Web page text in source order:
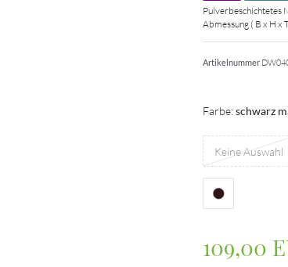
Pulverbeschichtetes
Abmessung ( B x H x
Artikelnummer
Farbe:schwarz
Keine Auswahl
109,00